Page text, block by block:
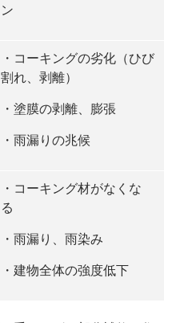
ン
・コーキングの劣化（ひび
割れ、剥離）
・塗膜の剥離、膨張
・雨漏りの兆候
・コーキング材がなくな
る
・雨漏り、雨染み
・建物全体の強度低下